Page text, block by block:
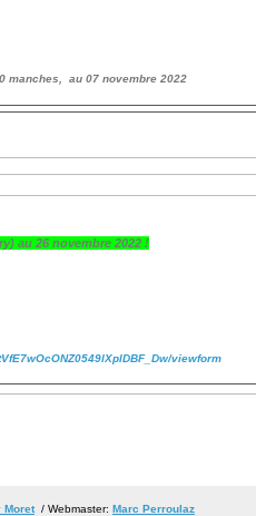
manches, au 07 novembre 2022
au 26 novembre 2022 !
viewform
Moret/ Webmaster: Marc Perroulaz